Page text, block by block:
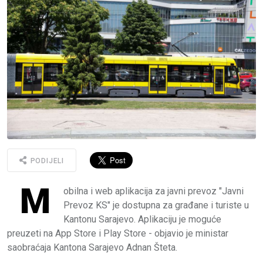
PODIJELI
M
obilna i web aplikacija za javni prevoz "Javni
Prevoz KS" je dostupna za građane i turiste u
Kantonu Sarajevo. Aplikaciju je moguće
preuzeti na App Store i Play Store - objavio je ministar
saobraćaja Kantona Sarajevo Adnan Šteta.